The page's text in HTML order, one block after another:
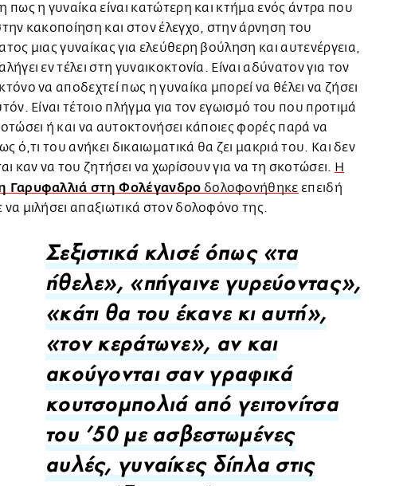
πως η γυναίκα είναι κατώτερη και κτήμα ενός άντρα που
κακοποίηση και στον έλεγχο, στην άρνηση του
μιας γυναίκας για ελεύθερη βούληση και αυτενέργεια,
εν τέλει στη γυναικοκτονία. Είναι αδύνατον για τον
να αποδεχτεί πως η γυναίκα μπορεί να θέλει να ζήσει
Είναι τέτοιο πλήγμα για τον εγωισμό του που προτιμά
ή και να αυτοκτονήσει κάποιες φορές παρά να
ό,τι του ανήκει δικαιωματικά θα ζει μακριά του. Και δεν
καν να του ζητήσει να χωρίσουν για να τη σκοτώσει. Η
Γαρυφαλλιά στη Φολέγανδρο δολοφονήθηκε επειδή
μιλήσει απαξιωτικά στον δολοφόνο της.
Σεξιστικά κλισέ όπως «τα
ήθελε», «πήγαινε γυρεύοντας»,
«κάτι θα του έκανε κι αυτή»,
«τον κεράτωνε», αν και
ακούγονται σαν γραφικά
κουτσομπολιά από γειτονίτσα
του ’50 με ασβεστωμένες
αυλές, γυναίκες δίπλα στις